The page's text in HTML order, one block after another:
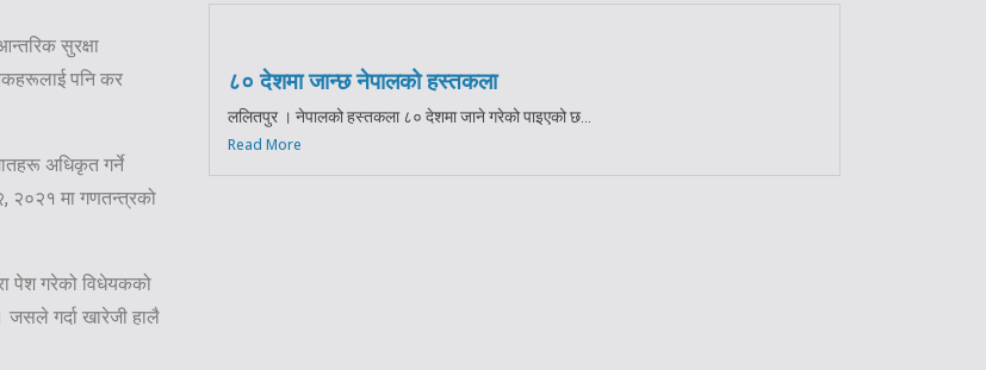
सुरक्षा
पनि कर
अधिकृत गर्ने
२०२१ मा गणतन्त्रको
पेश गरेको विधेयकको
गर्दा खारेजी हालै
८० देशमा जान्छ नेपालको हस्तकला
ललितपुर । नेपालको हस्तकला ८० देशमा जाने गरेको पाइएको छ...
Read More